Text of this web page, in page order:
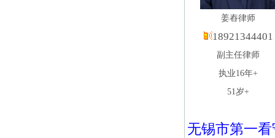
姜舂律师
18921344401
副主任律师
执业16年+
51岁+
无锡市第一